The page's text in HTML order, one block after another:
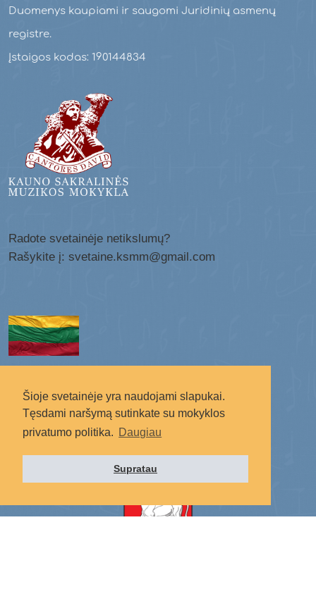
Šioje svetainėje yra naudojami slapukai.
Tęsdami naršymą sutinkate su mokyklos
privatumo politika. Daugiau
Supratau
Duomenys kaupiami ir saugomi Juridinių asmenų
registre.
Įstaigos kodas: 190144834
Radote svetainėje netikslumų?
Rašykite į: svetaine.ksmm@gmail.com
Socialiniai tinklai: